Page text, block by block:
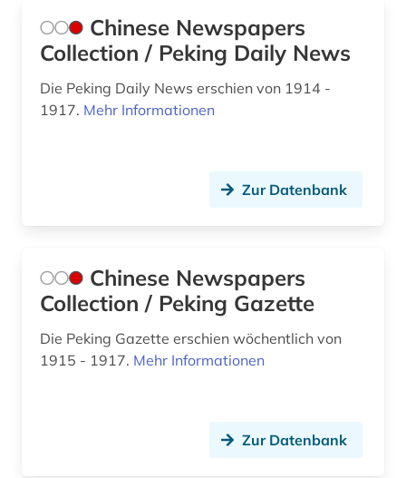
sportmedizin (1)
sportpolitik (1)
sportpraxis (1)
sportunterricht (1)
sportwissenschaft (14)
strategie (1)
südkorea (1)
Chinese Newspapers
Collection / Peking Daily News
Die Peking Daily News erschien von 1914 -
1917. Mehr Informationen
Zur Datenbank
Chinese Newspapers
Collection / Peking Gazette
Die Peking Gazette erschien wöchentlich von
1915 - 1917. Mehr Informationen
Zur Datenbank